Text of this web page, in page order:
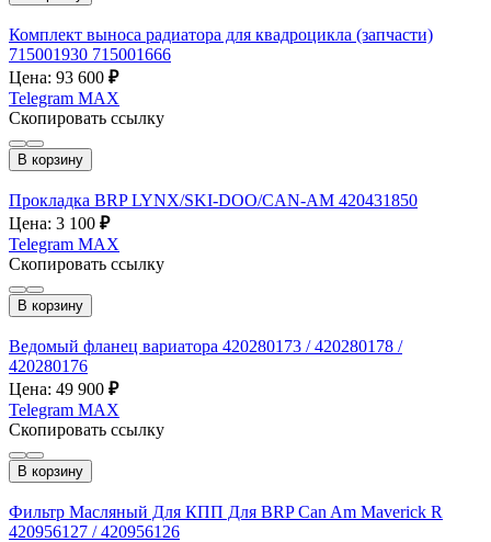
Комплект выноса радиатора для квадроцикла (запчасти)
715001930 715001666
Цена: 93 600 ₽
Telegram MAX
Скопировать ссылку
В корзину
Прокладка BRP LYNX/SKI-DOO/CAN-AM 420431850
Цена: 3 100 ₽
Telegram MAX
Скопировать ссылку
В корзину
Ведомый фланец вариатора 420280173 / 420280178 /
420280176
Цена: 49 900 ₽
Telegram MAX
Скопировать ссылку
В корзину
Фильтр Масляный Для КПП Для BRP Can Am Maverick R
420956127 / 420956126